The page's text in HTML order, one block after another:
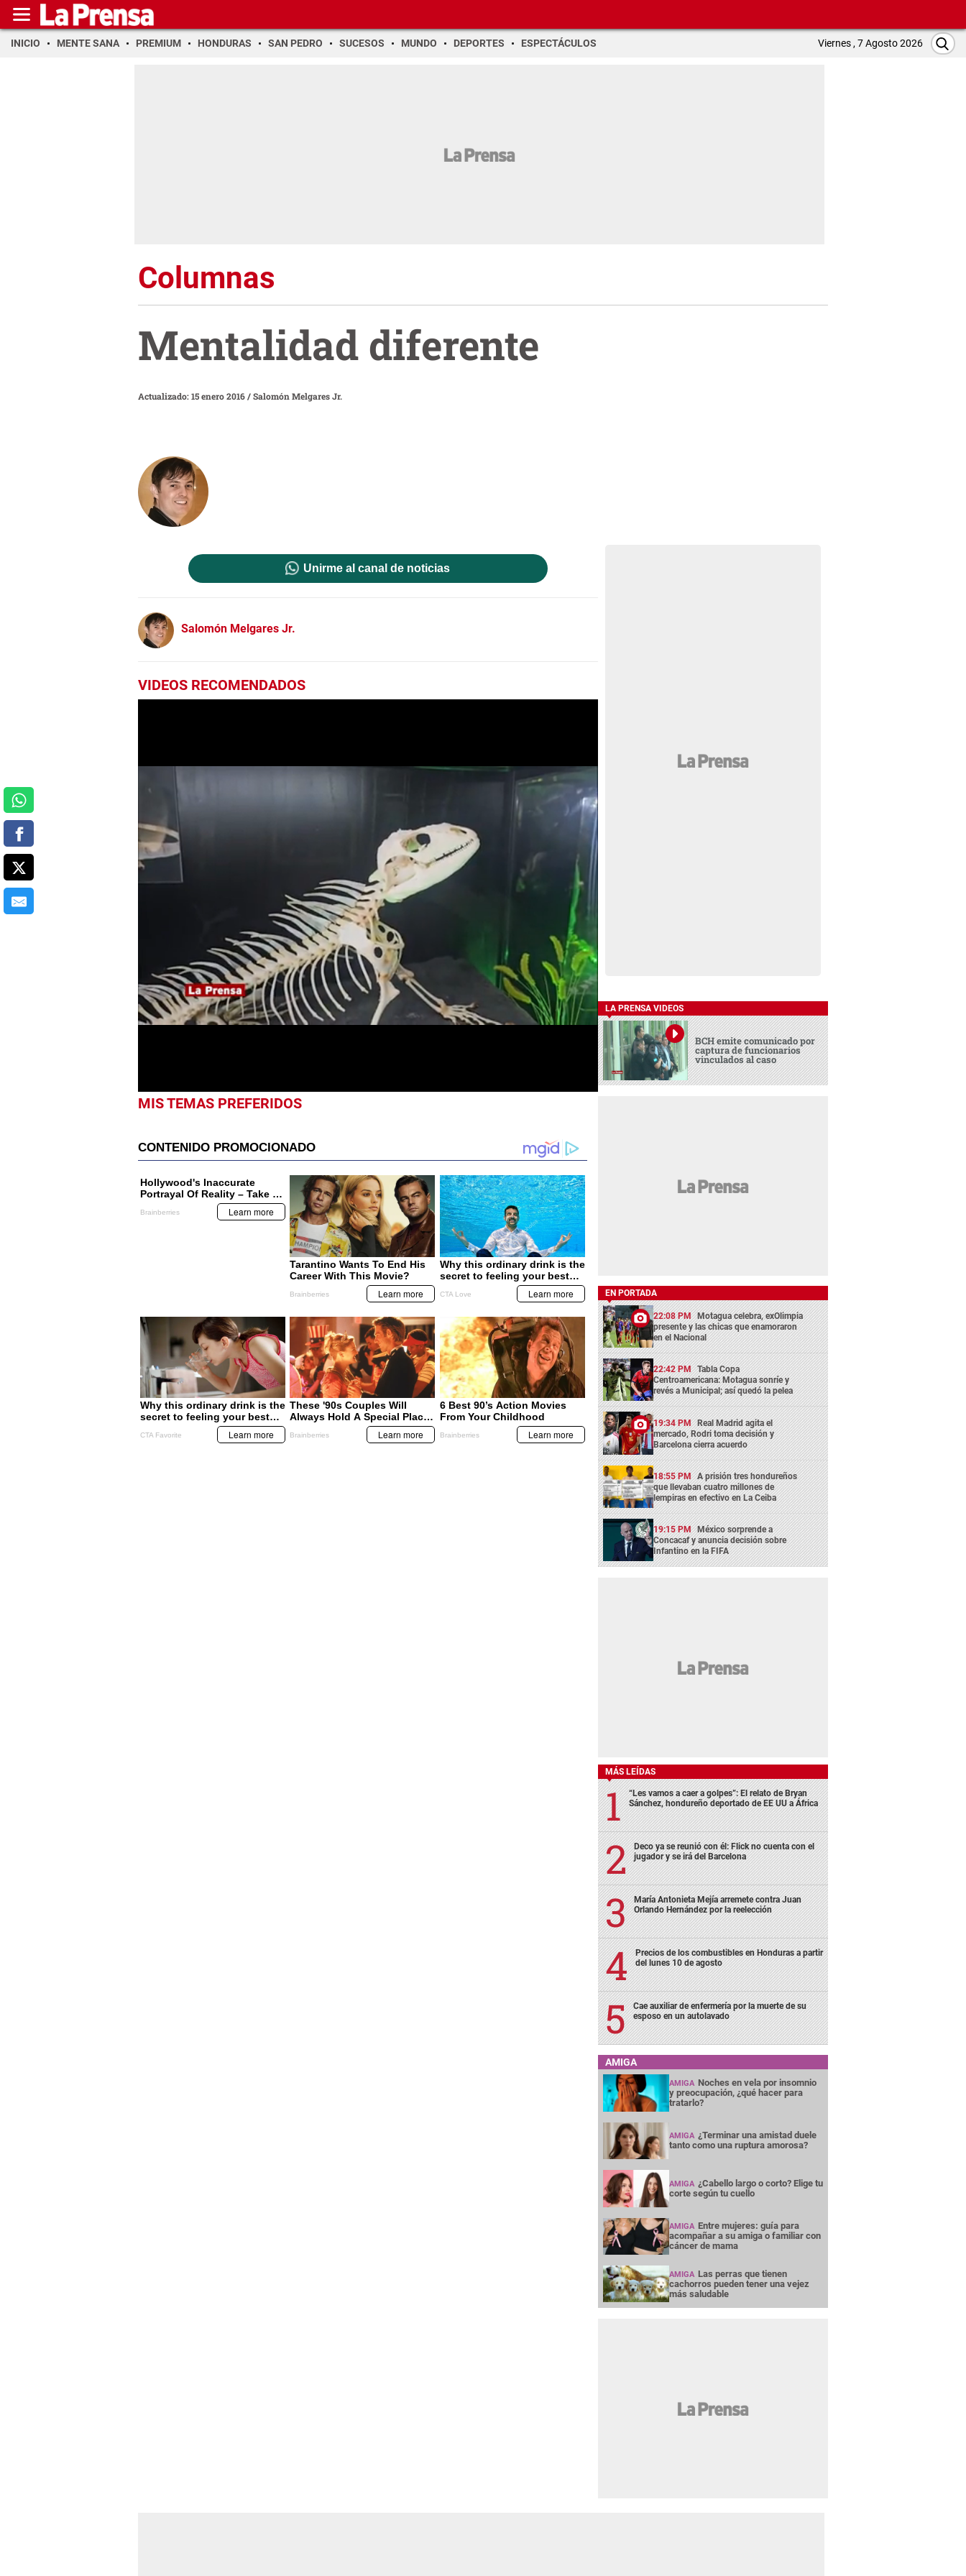
INICIO MENTE SANA PREMIUM HONDURAS SAN PEDRO SUCESOS MUNDO DEPORTES ESPECTÁCULOS Viernes , 7 Agosto 2026
Columnas
Mentalidad diferente
Actualizado: 15 enero 2016/Salomón Melgares Jr.
Unirme al canal de noticias
Salomón Melgares Jr.
VIDEOS RECOMENDADOS
seconds
of
4
minutes,
35
MIS TEMAS PREFERIDOS
LA PRENSA VIDEOS
BCH emite comunicado por
captura de funcionarios
vinculados al caso
EN PORTADA
22:08 PM Motagua celebra, exOlimpia
presente y las chicas que enamoraron
en el Nacional
22:42 PM Tabla Copa
Centroamericana: Motagua sonríe y
revés a Municipal; así quedó la pelea
19:34 PM Real Madrid agita el
mercado, Rodri toma decisión y
Barcelona cierra acuerdo
18:55 PM A prisión tres hondureños
que llevaban cuatro millones de
lempiras en efectivo en La Ceiba
19:15 PM México sorprende a
Concacaf y anuncia decisión sobre
Infantino en la FIFA
MÁS LEÍDAS
“Les vamos a caer a golpes”: El relato de Bryan
Sánchez, hondureño deportado de EE UU a África
Deco ya se reunió con él: Flick no cuenta con el
jugador y se irá del Barcelona
María Antonieta Mejía arremete contra Juan
Orlando Hernández por la reelección
Precios de los combustibles en Honduras a partir
del lunes 10 de agosto
Cae auxiliar de enfermería por la muerte de su
esposo en un autolavado
AMIGA
AMIGA Noches en vela por insomnio
y preocupación, ¿qué hacer para
tratarlo?
AMIGA ¿Terminar una amistad duele
tanto como una ruptura amorosa?
AMIGA ¿Cabello largo o corto? Elige tu
corte según tu cuello
AMIGA Entre mujeres: guía para
acompañar a su amiga o familiar con
cáncer de mama
AMIGA Las perras que tienen
cachorros pueden tener una vejez
más saludable